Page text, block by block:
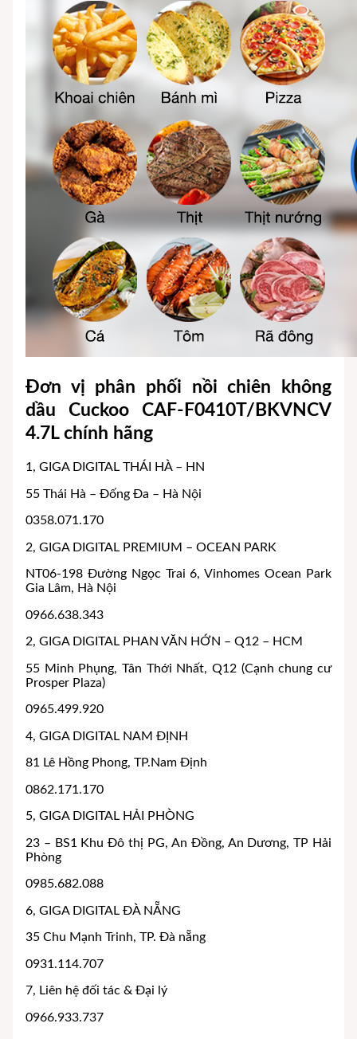
Đơn vị phân phối nồi chiên không
dầu Cuckoo CAF-F0410T/BKVNCV
4.7L chính hãng
1, GIGA DIGITAL THÁI HÀ – HN
55 Thái Hà – Đống Đa – Hà Nội
0358.071.170
2, GIGA DIGITAL PREMIUM – OCEAN PARK
NT06-198 Đường Ngọc Trai 6, Vinhomes Ocean Park
Gia Lâm, Hà Nội
0966.638.343
2, GIGA DIGITAL PHAN VĂN HỚN – Q12 – HCM
55 Minh Phụng, Tân Thới Nhất, Q12 (Cạnh chung cư
Prosper Plaza)
0965.499.920
4, GIGA DIGITAL NAM ĐỊNH
81 Lê Hồng Phong, TP.Nam Định
0862.171.170
5, GIGA DIGITAL HẢI PHÒNG
23 – BS1 Khu Đô thị PG, An Đồng, An Dương, TP Hải
Phòng
0985.682.088
6, GIGA DIGITAL ĐÀ NẴNG
35 Chu Mạnh Trinh, TP. Đà nẵng
0931.114.707
7, Liên hệ đối tác & Đại lý
0966.933.737